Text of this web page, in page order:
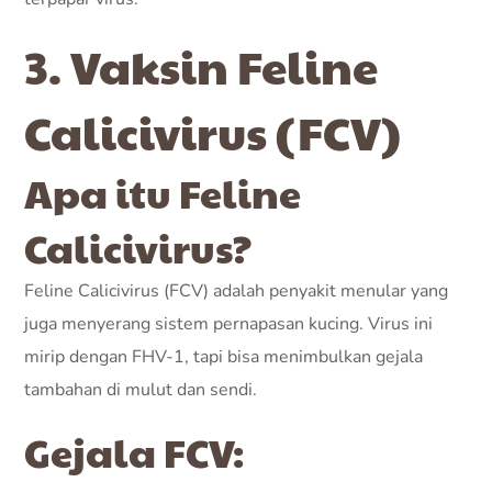
3. Vaksin Feline
Calicivirus (FCV)
Apa itu Feline
Calicivirus?
Feline Calicivirus (FCV) adalah penyakit menular yang
juga menyerang sistem pernapasan kucing. Virus ini
mirip dengan FHV-1, tapi bisa menimbulkan gejala
tambahan di mulut dan sendi.
Gejala FCV: